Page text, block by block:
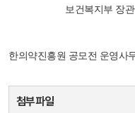
보건복지부 장
한의약진흥원 공모전 운영사
첨부파일